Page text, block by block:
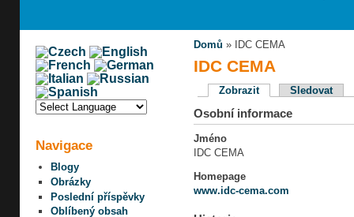
Navigace
Blogy
Obrázky
Poslední příspěvky
Oblíbený obsah
Domů » IDC CEMA
IDC CEMA
Zobrazit Sledovat
Osobní informace
Jméno
IDC CEMA
Homepage
www.idc-cema.com